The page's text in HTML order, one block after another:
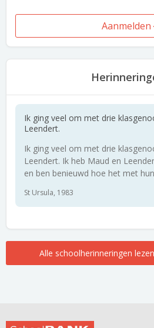
Aanmelden
Ik ging veel om met drie
Leendert.
Ik ging veel om met drie
Leendert. Ik heb Maud en
en ben benieuwd hoe het met
St Ursula, 1983
Alle schoolherinneringen